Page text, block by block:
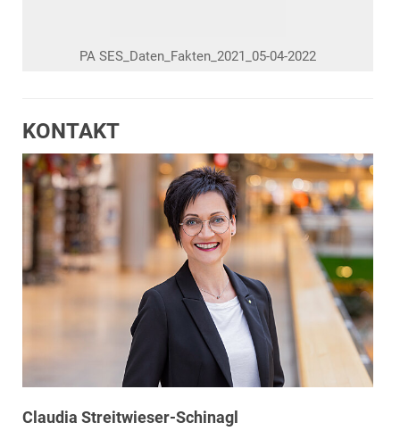
PA SES_Daten_Fakten_2021_05-04-2022
KONTAKT
Claudia Streitwieser-Schinagl